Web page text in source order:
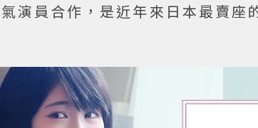
演員合作，是近年來日本最賣座